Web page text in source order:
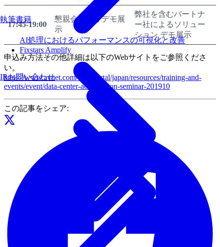
執筆書籍
AI処理におけるパフォーマンスの可視化と改善
Fixstars Amplify
IRお問い合わせ
17:45-19:00
懇親会およびデモ展
示
弊社を含むパートナ
ー社によるソリュー
ション デモ展示
申込み方法その他詳細は以下のWebサイトをご参照くださ
い。
https://www.avnet.com/wps/portal/japan/resources/training-and-
events/event/data-center-acceleration-seminar-201910
この記事をシェア: